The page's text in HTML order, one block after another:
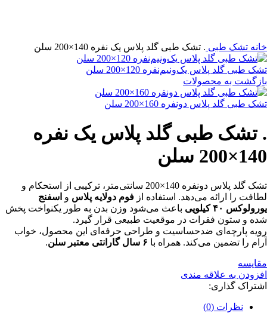
خانه تشک طبی . تشک طبی گلد پلاس یک نفره 140×200 سلن
تشک طبی گلد پلاس یک‌ونیم‌نفره 120×200 سلن
بازگشت به محصولات
تشک طبی گلد پلاس دو‌نفره 160×200 سلن
. تشک طبی گلد پلاس یک نفره
140×200 سلن
تشک گلد پلاس دو‌نفره 140×200 سانتی‌متر، ترکیبی از استحکام و
لطافت را ارائه می‌دهد. استفاده از فوم دو‌لایه پلاس و اسفنج
یورولوکس ۴۰ کیلویی
باعث می‌شود وزن بدن به طور یکنواخت پخش
شده و ستون فقرات در موقعیت طبیعی قرار گیرد.
رویه پارچه‌ای ضد‌حساسیت و طراحی حرفه‌ای این محصول، خواب
آرام را تضمین می‌کند. همراه با ۶ سال گارانتی معتبر سلن .
مقایسه
افزودن به علاقه مندی
اشتراک گذاری:
نظرات (0)